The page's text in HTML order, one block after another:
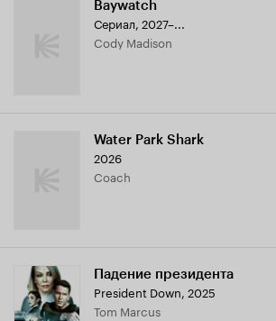
Baywatch
Сериал, 2027–...
Cody Madison
Water Park Shark
2026
Coach
Падение президента
President Down, 2025
Tom Marcus